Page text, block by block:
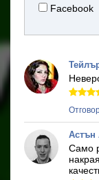
Facebook
Астън
Само